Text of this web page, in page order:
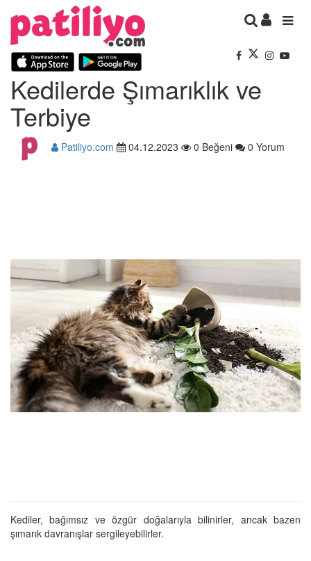
Kedilerde Şımarıklık ve
Terbiye
Patiliyo.com 04.12.2023 0 Beğeni 0 Yorum
Kediler, bağımsız ve özgür doğalarıyla bilinirler, ancak bazen
şımarık davranışlar sergileyebilirler.